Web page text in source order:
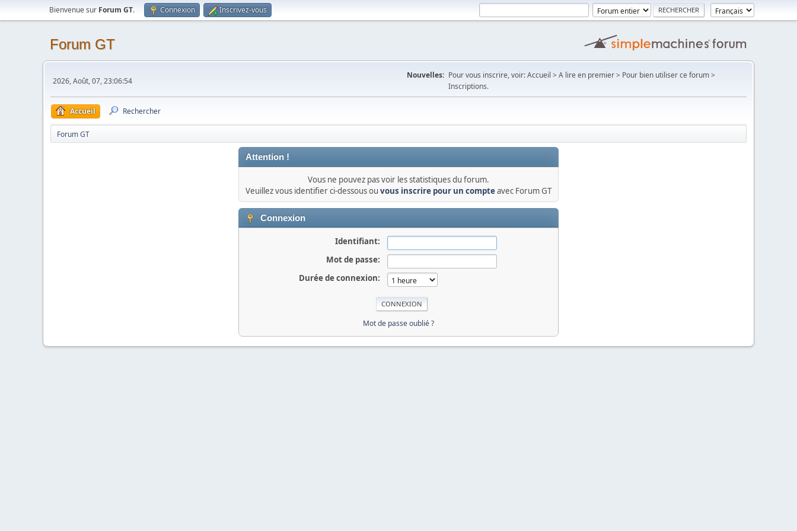
Bienvenue sur Forum GT. Connexion Inscrivez-vous
Forum GT
2026, Août, 07, 23:06:54
Nouvelles: Pour vous inscrire, voir: Accueil > A lire en premier > Pour bien utiliser ce forum >
Inscriptions.
Accueil Rechercher
Forum GT
Attention !
Vous ne pouvez pas voir les statistiques du forum.
Veuillez vous identifier ci-dessous ou vous inscrire pour un compteavec Forum GT
Connexion
Identifiant:
Mot de passe:
Durée de connexion:
Mot de passe oublié ?